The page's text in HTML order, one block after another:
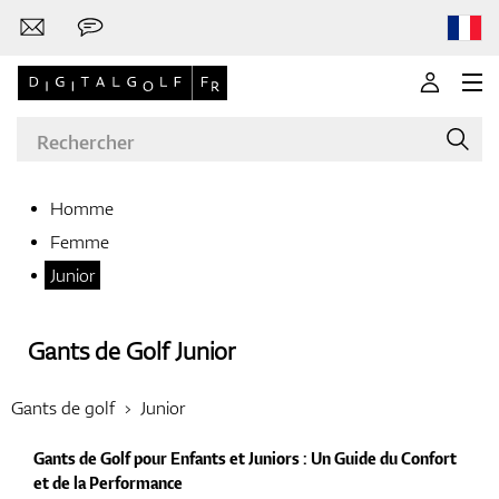
Clubs de golf
Vêtements
Homme
Femme
Junior
Gants de Golf Junior
Gants de golf Junior
Gants de Golf pour Enfants et Juniors : Un Guide du Confort
et de la Performance